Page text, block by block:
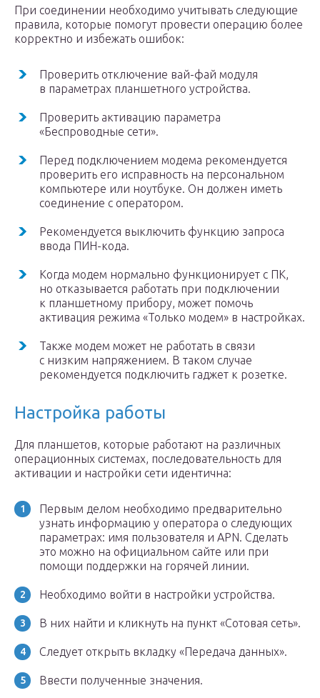
При соединении необходимо учитывать следующие
правила, которые помогут провести операцию более
корректно и избежать ошибок:
Проверить отключение вай-фай модуля
в параметрах планшетного устройства.
Проверить активацию параметра
«Беспроводные сети».
Перед подключением модема рекомендуется
проверить его исправность на персональном
компьютере или ноутбуке. Он должен иметь
соединение с оператором.
Рекомендуется выключить функцию запроса
ввода ПИН-кода.
Когда модем нормально функционирует с ПК,
но отказывается работать при подключении
к планшетному прибору, может помочь
активация режима «Только модем» в настройках.
Также модем может не работать в связи
с низким напряжением. В таком случае
рекомендуется подключить гаджет к розетке.
Настройка работы
Для планшетов, которые работают на различных
операционных системах, последовательность для
активации и настройки сети идентична:
Первым делом необходимо предварительно
узнать информацию у оператора о следующих
параметрах: имя пользователя и APN. Сделать
это можно на официальном сайте или при
помощи поддержки на горячей линии.
Необходимо войти в настройки устройства.
В них найти и кликнуть на пункт «Сотовая сеть».
Следует открыть вкладку «Передача данных».
Ввести полученные значения.